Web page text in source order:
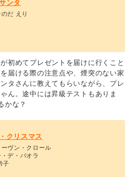
ンタ
だ えり
初めてプレゼントを届けに行くこと
届ける際の注意点や、煙突のない家
タさんに教えてもらいながら、プレ
ん。途中には昇級テストもありま
かな？
クリスマス
ヴン・クロール
デ・パオラ
子